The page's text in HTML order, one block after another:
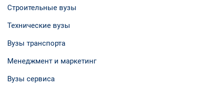
Строительные вузы
Технические вузы
Вузы транспорта
Менеджмент и маркетинг
Вузы сервиса